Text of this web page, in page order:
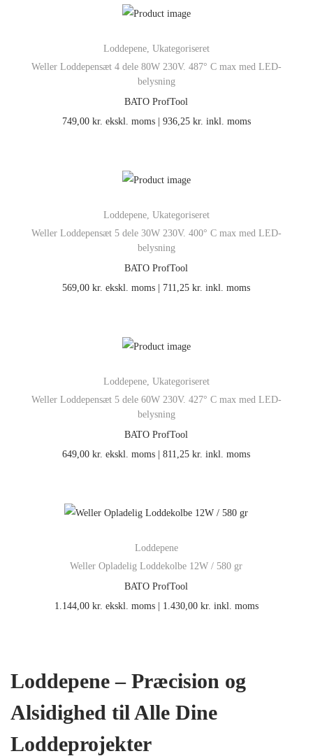
Loddepene, Ukategoriseret
Weller Loddepensæt 4 dele 80W 230V. 487° C max med LED-
belysning
BATO ProfTool
749,00 kr. ekskl. moms | 936,25 kr. inkl. moms
Loddepene, Ukategoriseret
Weller Loddepensæt 5 dele 30W 230V. 400° C max med LED-
belysning
BATO ProfTool
569,00kr. ekskl. moms | 711,25kr. inkl. moms
Loddepene, Ukategoriseret
Weller Loddepensæt 5 dele 60W 230V. 427° C max med LED-
belysning
BATO ProfTool
649,00kr. ekskl. moms |811,25kr. inkl. moms
Loddepene
Weller Opladelig Loddekolbe 12W / 580 gr
BATO ProfTool
1.144,00 kr. ekskl. moms | 1.430,00 kr. inkl. moms
Loddepene – Præcision og
Alsidighed til Alle Dine
Loddeprojekter